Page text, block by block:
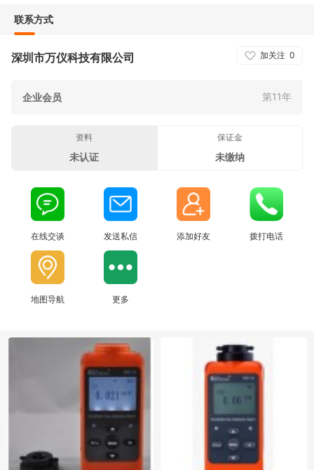
联系方式
加关注 0
深圳市万仪科技有限公司
企业会员 第11年
资料
未认证
保证金
未缴纳
在线交谈 发送私信 添加好友 拨打电话
地图导航 更多